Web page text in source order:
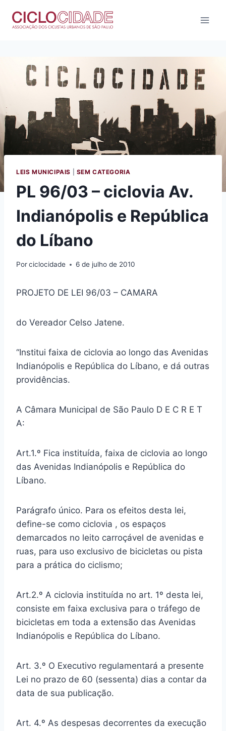
para
LEIS MUNICIPAIS SEM CATEGORIA
PL 96/03 – ciclovia Av.
Indianópolis e República
do Líbano
Porciclocidade 6 de julho de 2010
PROJETO DE LEI 96/03 – CAMARA
do Vereador Celso Jatene.
“Institui faixa de ciclovia ao longo das Avenidas
Indianópolis e República do Líbano, e dá outras
providências.
A Câmara Municipal de São Paulo D E C R E T
A:
Art.1.º Fica instituída, faixa de ciclovia ao longo
das Avenidas Indianópolis e República do
Líbano.
Parágrafo único. Para os efeitos desta lei,
define-se como ciclovia , os espaços
demarcados no leito carroçável de avenidas e
ruas, para uso exclusivo de bicicletas ou pista
para a prática do ciclismo;
Art.2.º A ciclovia instituída no art. 1º desta lei,
consiste em faixa exclusiva para o tráfego de
bicicletas em toda a extensão das Avenidas
Indianópolis e República do Líbano.
Art. 3.º O Executivo regulamentará a presente
Lei no prazo de 60 (sessenta) dias a contar da
data de sua publicação.
Art. 4.º As despesas decorrentes da execução